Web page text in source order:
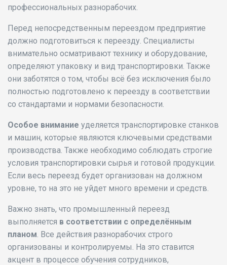
профессиональных разнорабочих.
Перед непосредственным переездом предприятие
должно подготовиться к переезду. Специалисты
внимательно осматривают технику и оборудование,
определяют упаковку и вид транспортировки. Также
они заботятся о том, чтобы всё без исключения было
полностью подготовлено к переезду в соответствии
со стандартами и нормами безопасности.
Особое внимание уделяется транспортировке станков
и машин, которые являются ключевыми средствами
производства. Также необходимо соблюдать строгие
условия транспортировки сырья и готовой продукции.
Если весь переезд будет организован на должном
уровне, то на это не уйдет много времени и средств.
Важно знать, что промышленный переезд
выполняется в соответствии с определённым
планом. Все действия разнорабочих строго
организованы и контролируемы. На это ставится
акцент в процессе обучения сотрудников,